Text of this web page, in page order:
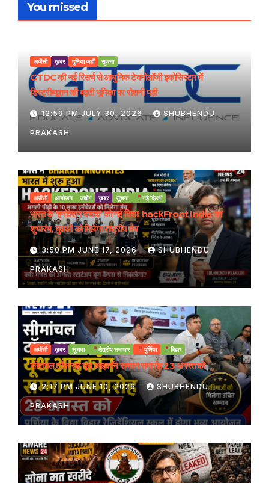
You missed
अजेंसी ख़बर दुनिया जहाँ सूचना
GTDC की नई रिसर्च से आधुनिक टेक्नोलॉजी इकोसिस्टम में
डिस्ट्रीब्यूशन की बढ़ती भूमिका पर रोशनी पड़ी
12:59 PM JULY 30, 2026 SHUBHENDU
PRAKASH
अजेंसी आयोजन उद्योग ख़बर सूचना नई दिल्ली
भारत के ‘इनोवेशन दशक’ को नई दिशा: hackFront India का
शुभारंभ, युवाओं को मिलेगा राष्ट्रीय मंच
3:50 PM JUNE 17, 2026 SHUBHENDU
PRAKASH
अजेंसी ख़बर सूचना क्षेत्रीय समाचार पूर्णिया बिहार
सीमांचल टॉक सह यूथ आइकॉन सम्मान समारोह 23 अगस्त को
2:17 PM JUNE 10, 2026 SHUBHENDU
PRAKASH